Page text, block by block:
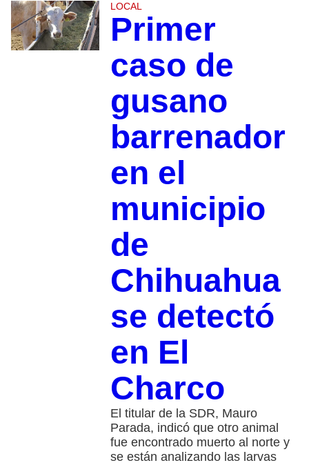
LOCAL
Primer
caso de
gusano
barrenador
en el
municipio
de
Chihuahua
se detectó
en El
Charco
El titular de la SDR, Mauro
Parada, indicó que otro animal
fue encontrado muerto al norte y
se están analizando las larvas